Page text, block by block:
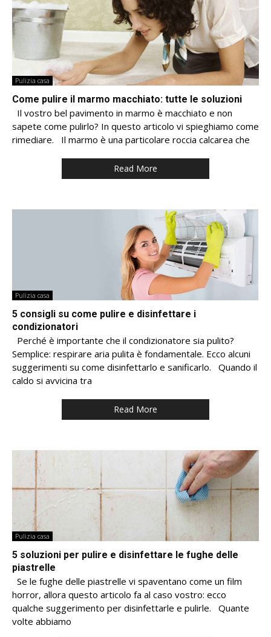
Pulizia casa
Come pulire il marmo macchiato: tutte le soluzioni
Il vostro bel pavimento in marmo è macchiato e non
sapete come pulirlo? In questo articolo vi spieghiamo come
rimediare. Il marmo è una particolare roccia calcarea che
Read More
Pulizia casa
5 consigli su come pulire e disinfettare i
condizionatori
Perché è importante che il condizionatore sia pulito?
Semplice: respirare aria pulita è fondamentale. Ecco alcuni
suggerimenti su come disinfettarlo e sanificarlo. Quando il
caldo si avvicina tra
Read More
Pulizia casa
5 soluzioni per pulire e disinfettare le fughe delle
piastrelle
Se le fughe delle piastrelle vi spaventano come un film
horror, allora questo articolo fa al caso vostro: ecco
qualche suggerimento per disinfettarle e pulirle. Quante
volte abbiamo